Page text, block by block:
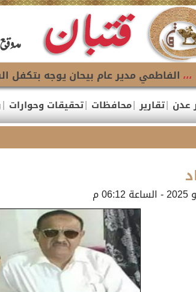
عدن |تقارير |محافظات |تحقيقات وحوارات |
،،، الفاطمي مدير عام بيحان يوجه بتكفل